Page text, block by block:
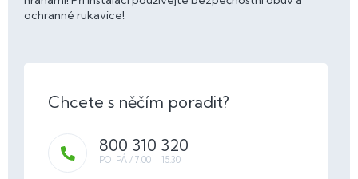
ochranné rukavice!
800 310 320